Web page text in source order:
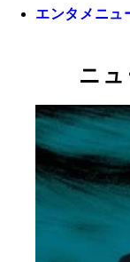
エンタメニュ
ニ